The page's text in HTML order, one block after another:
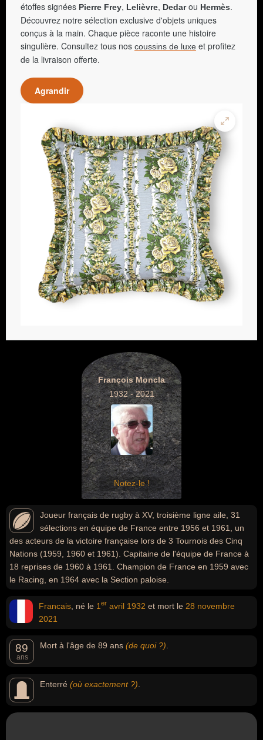
étoffes signées Pierre Frey, Lelièvre, Dedarou Hermès.
Découvrez notre sélection exclusive d'objets uniques
conçus à la main. Chaque pièce raconte une histoire
singulière. Consultez tous nos coussins de luxe et profitez
de la livraison offerte.
Agrandir
François Moncla
1932 - 2021
Notez-le !
Joueur français de rugby à XV, troisième ligne aile, 31
sélections en équipe de France entre 1956 et 1961, un
des acteurs de la victoire française lors de 3 Tournois des Cinq
Nations (1959, 1960 et 1961). Capitaine de l'équipe de France à
18 reprises de 1960 à 1961. Champion de France en 1959 avec
le Racing, en 1964 avec la Section paloise.
Francais , né le 1 er avril 1932 et mort le 28 novembre
2021
89
ans
Mort à l'âge de 89 ans (de quoi ?)
Enterré (où exactement ?)